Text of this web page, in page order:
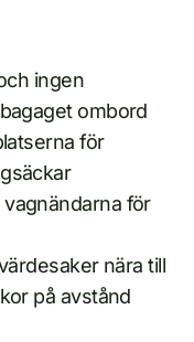
ingen
ombord
för
för
nära till
på avstånd